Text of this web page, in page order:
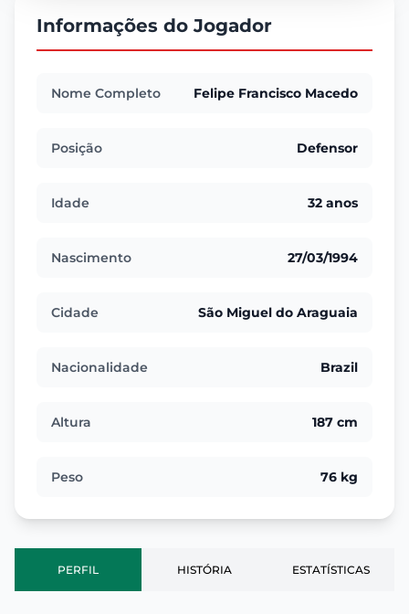
Informações do Jogador
Nome Completo Felipe Francisco Macedo
Posição Defensor
Idade 32 anos
Nascimento 27/03/1994
Cidade São Miguel do Araguaia
Nacionalidade Brazil
Altura 187 cm
Peso 76 kg
PERFIL HISTÓRIA ESTATÍSTICAS